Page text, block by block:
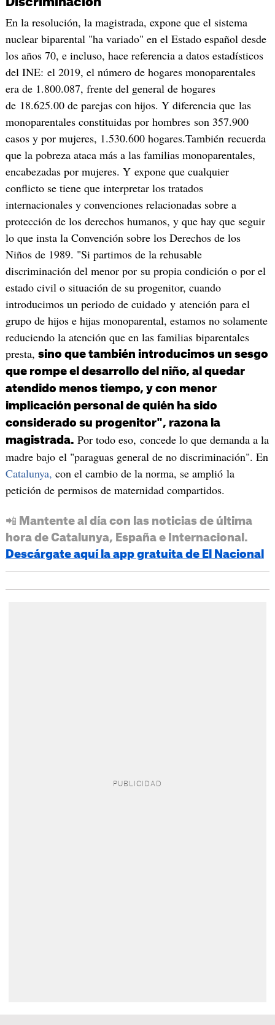
En la resolución, la magistrada, expone que el sistema
nuclear biparental "ha variado" en el Estado español desde
los años 70, e incluso, hace referencia a datos estadísticos
del INE: el 2019, el número de hogares monoparentales
era de 1.800.087, frente del general de hogares
de 18.625.00 de parejas con hijos. Y diferencia que las
monoparentales constituidas por hombres son 357.900
casos y por mujeres, 1.530.600 hogares.También recuerda
que la pobreza ataca más a las familias monoparentales,
encabezadas por mujeres. Y expone que cualquier
conflicto se tiene que interpretar los tratados
internacionales y convenciones relacionadas sobre a
protección de los derechos humanos, y que hay que seguir
lo que insta la Convención sobre los Derechos de los
Niños de 1989. "Si partimos de la rehusable
discriminación del menor por su propia condición o por el
estado civil o situación de su progenitor, cuando
introducimos un periodo de cuidado y atención para el
grupo de hijos e hijas monoparental, estamos no solamente
reduciendo la atención que en las familias biparentales
presta, sino que también introducimos un sesgo
que rompe el desarrollo del niño, al quedar
atendido menos tiempo, y con menor
implicación personal de quién ha sido
considerado su progenitor", razona la
magistrada. Por todo eso, concede lo que demanda a la
madre bajo el "paraguas general de no discriminación". En
Catalunya, con el cambio de la norma, se amplió la
petición de permisos de maternidad compartidos.
📲 Mantente al día con las noticias de última
hora de Catalunya, España e Internacional.
Descárgate aquí la app gratuita de El Nacional